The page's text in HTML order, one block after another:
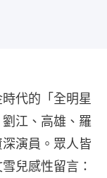
代的「全明星
江、高雄、羅
演員。眾人皆
兒感性留言：